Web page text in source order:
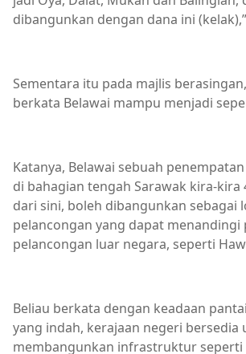
dibangunkan dengan dana ini
Sementara itu pada majlis
berkata Belawai mampu menjadi
Katanya, Belawai sebuah
di bahagian tengah Sarawak kira-kira
dari sini, boleh dibangunkan sebagai
pelancongan yang dapat menandingi
pelancongan luar negara, seperti
Beliau berkata dengan keadaan
yang indah, kerajaan negeri bersedia
membangunkan infrastruktur